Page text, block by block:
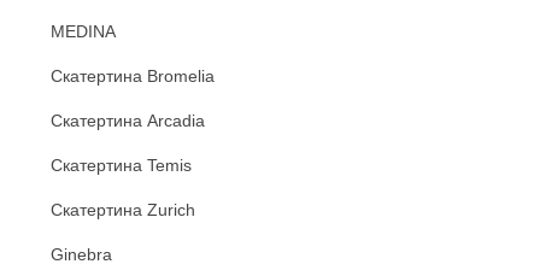
MEDINA
Скатертина Bromelia
Скатертина Arcadia
Скатертина Temis
Скатертина Zurich
Ginebra